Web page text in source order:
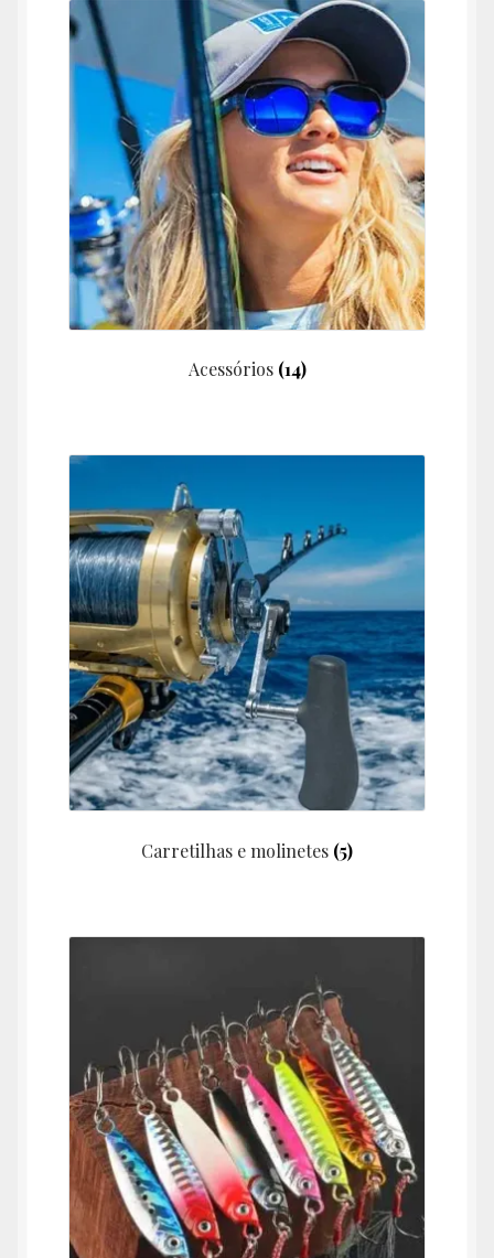
Canetas
Cutelaria
Prataria
Fotografia
Relógios
Pesca
CDs e LPs
Filmes
Chaveiros
Filatelia
Numismática
Artigos
Acessórios (14)
Carretilhas e molinetes (5)